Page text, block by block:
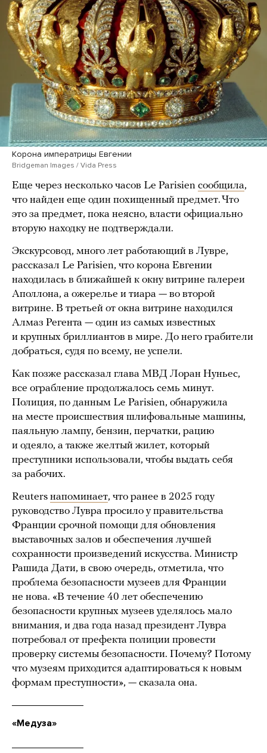
Корона императрицы Евгении
Bridgeman Images / Vida Press
Еще через несколько часов Le Parisien сообщила,
что найден еще один похищенный предмет. Что
это за предмет, пока неясно, власти официально
вторую находку не подтверждали.
Экскурсовод, много лет работающий в Лувре,
рассказал Le Parisien, что корона Евгении
находилась в ближайшей к окну витрине галереи
Аполлона, а ожерелье и тиара — во второй
витрине. В третьей от окна витрине находился
Алмаз Регента — один из самых известных
и крупных бриллиантов в мире. До него грабители
добраться, судя по всему, не успели.
Как позже рассказал глава МВД Лоран Нуньес,
все ограбление продолжалось семь минут.
Полиция, по данным Le Parisien, обнаружила
на месте происшествия шлифовальные машины,
паяльную лампу, бензин, перчатки, рацию
и одеяло, а также желтый жилет, который
преступники использовали, чтобы выдать себя
за рабочих.
Reuters напоминает, что ранее в 2025 году
руководство Лувра просило у правительства
Франции срочной помощи для обновления
выставочных залов и обеспечения лучшей
сохранности произведений искусства. Министр
Рашида Дати, в свою очередь, отметила, что
проблема безопасности музеев для Франции
не нова. «В течение 40 лет обеспечению
безопасности крупных музеев уделялось мало
внимания, и два года назад президент Лувра
потребовал от префекта полиции провести
проверку системы безопасности. Почему? Потому
что музеям приходится адаптироваться к новым
формам преступности», — сказала она.
«Медуза»